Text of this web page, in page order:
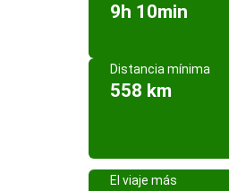
9h 10min
Distancia mínima
558 km
El viaje más